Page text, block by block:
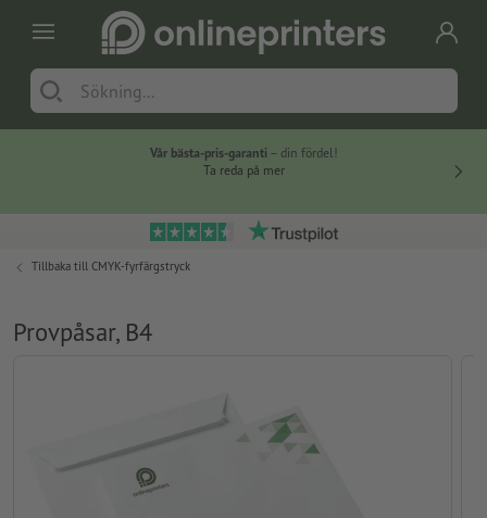
Vår bästa-pris-garanti – din fördel!
Ta reda på mer
Tillbaka till CMYK-fyrfärgstryck
Provpåsar, B4